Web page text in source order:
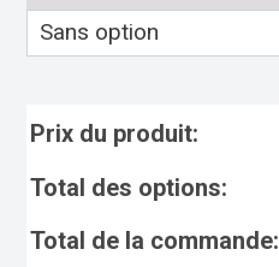
Prix du produit:
Total des options:
Total de la commande: